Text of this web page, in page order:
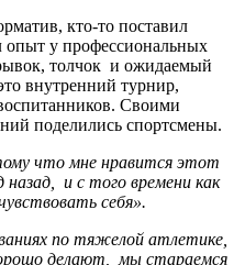
кто-то поставил
опыт у профессиональных
толчок и ожидаемый
внутренний турнир,
Своими
поделились спортсмены.
что мне нравится этот
назад, и с того времени как
себя».
по тяжелой атлетике,
делают, мы стараемся